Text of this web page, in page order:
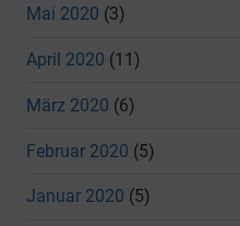
Mai 2020 (3)
April 2020 (11)
März 2020 (6)
Februar 2020 (5)
Januar 2020 (5)